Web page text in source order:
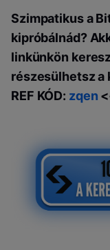
Szimpatikus a
kipróbálnád?
linkünkön
részesülhetsz a
REF KÓD: zqen